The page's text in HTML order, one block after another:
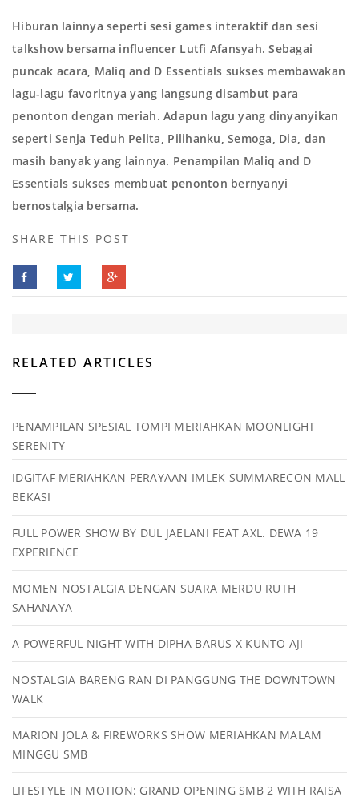
Hiburan lainnya seperti sesi games interaktif dan sesi
talkshow bersama influencer Lutfi Afansyah. Sebagai
puncak acara, Maliq and D Essentials sukses membawakan
lagu-lagu favoritnya yang langsung disambut para
penonton dengan meriah. Adapun lagu yang dinyanyikan
seperti Senja Teduh Pelita, Pilihanku, Semoga, Dia, dan
masih banyak yang lainnya. Penampilan Maliq and D
Essentials sukses membuat penonton bernyanyi
bernostalgia bersama.
SHARE THIS POST
RELATED ARTICLES
PENAMPILAN SPESIAL TOMPI MERIAHKAN MOONLIGHT
SERENITY
IDGITAF MERIAHKAN PERAYAAN IMLEK SUMMARECON MALL
BEKASI
FULL POWER SHOW BY DUL JAELANI FEAT AXL. DEWA 19
EXPERIENCE
MOMEN NOSTALGIA DENGAN SUARA MERDU RUTH
SAHANAYA
A POWERFUL NIGHT WITH DIPHA BARUS X KUNTO AJI
NOSTALGIA BARENG RAN DI PANGGUNG THE DOWNTOWN
WALK
MARION JOLA & FIREWORKS SHOW MERIAHKAN MALAM
MINGGU SMB
LIFESTYLE IN MOTION: GRAND OPENING SMB 2 WITH RAISA